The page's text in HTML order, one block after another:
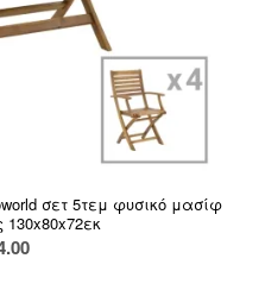
σετ 5τεμ φυσικό μασίφ